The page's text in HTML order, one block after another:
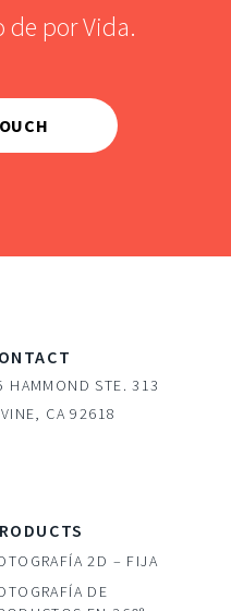
de por Vida.
HAMMOND STE. 313
CA 92618
2D – FIJA
DE